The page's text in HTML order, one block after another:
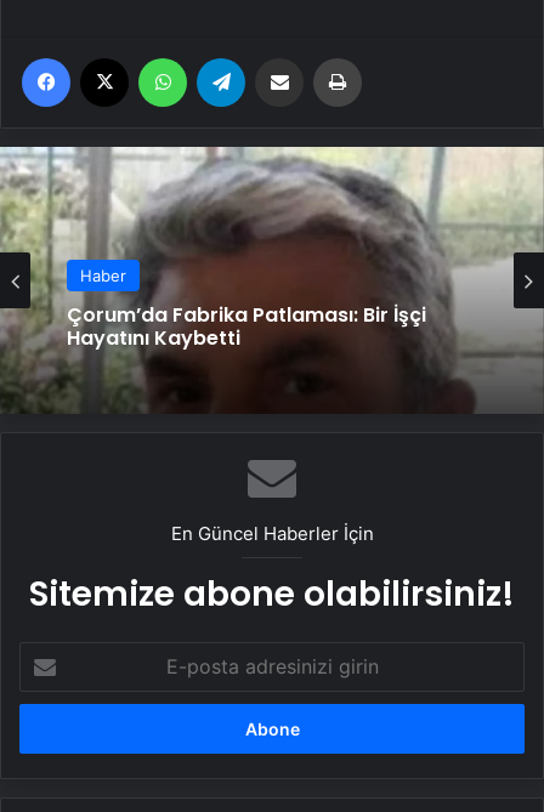
Facebook WhatsApp Email'den paylaş
Haber
Çorum’da Fabrika Patlaması: Bir İşçi
Hayatını Kaybetti
En Güncel Haberler İçin
Sitemize abone olabilirsiniz!
posta
adresinizi